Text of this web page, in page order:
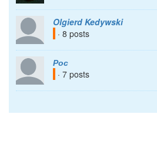
Olgierd Kedywski
· 8 posts
Рос
· 7 posts